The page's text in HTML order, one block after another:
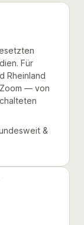
Für
Rheinland
— von
&